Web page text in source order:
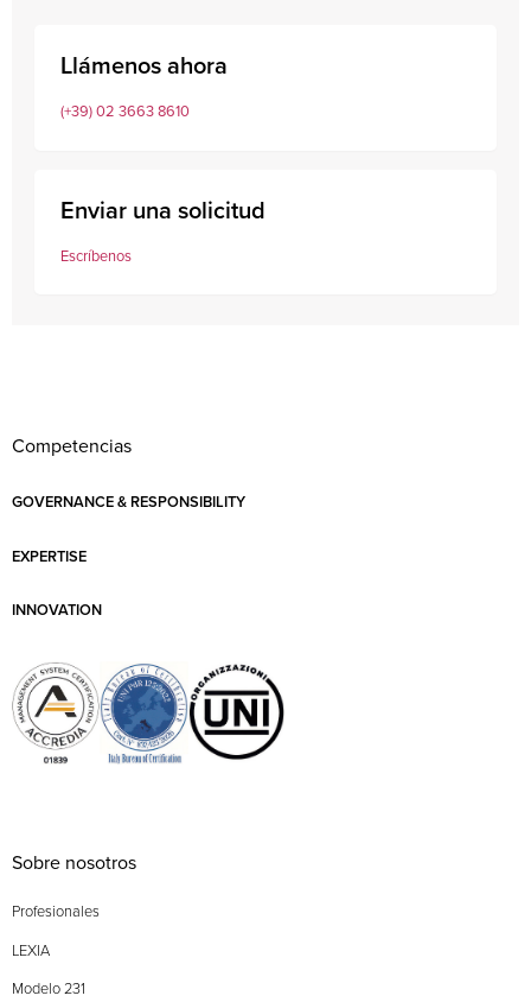
Llámenos ahora
(+39) 02 3663 8610
Enviar una solicitud
Escríbenos
Competencias
GOVERNANCE & RESPONSIBILITY
EXPERTISE
INNOVATION
Sobre nosotros
Profesionales
LEXIA
Modelo 231